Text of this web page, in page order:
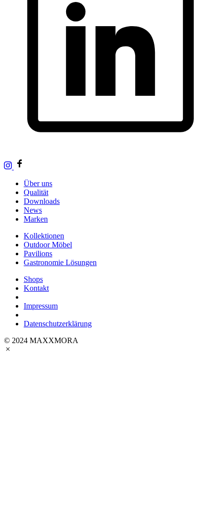
Über uns
Qualität
Downloads
News
Marken
Kollektionen
Outdoor Möbel
Pavilions
Gastronomie Lösungen
Shops
Kontakt
Impressum
Datenschutzerklärung
© 2024 MAXXMORA